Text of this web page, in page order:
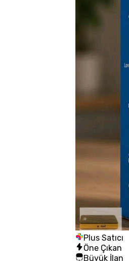
Plus Satıcı
Öne Çıkan
Büyük İlan